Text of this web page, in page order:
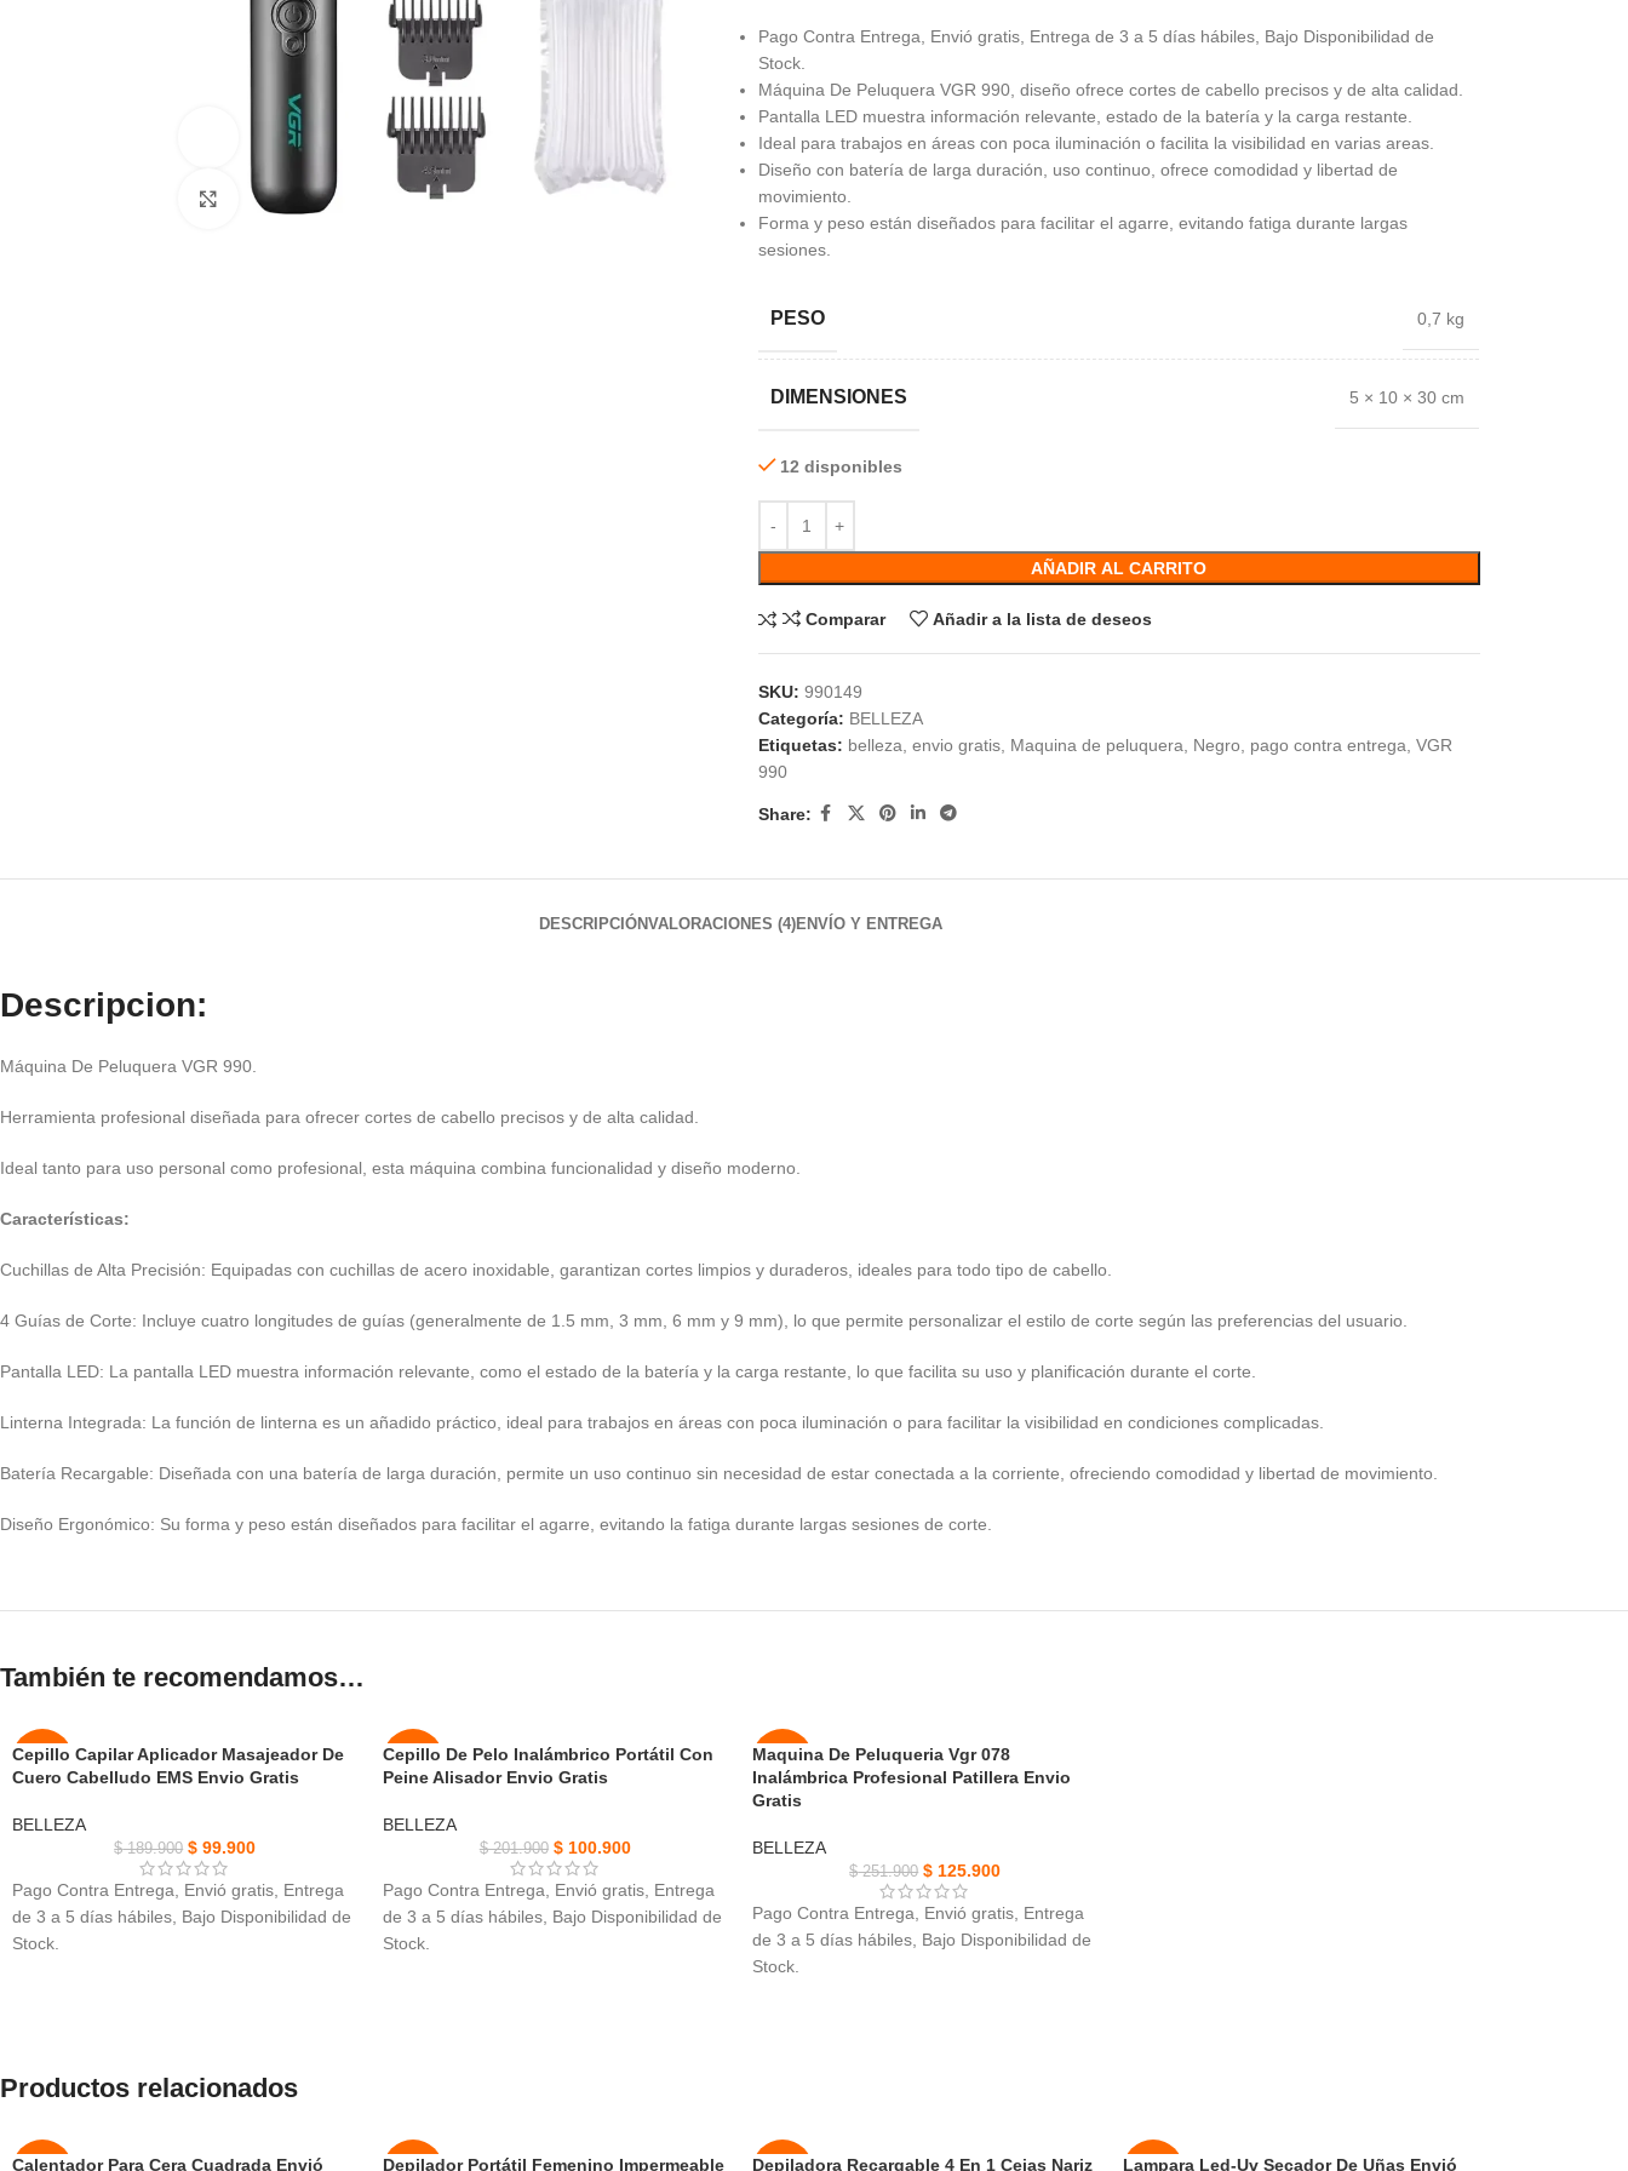
Haga Clic Para Ampliar
Pago Contra Entrega, Envió gratis, Entrega de 3 a 5 días hábiles, Bajo Disponibilidad de
Stock.
Máquina De Peluquera VGR 990, diseño ofrece cortes de cabello precisos y de alta calidad.
Pantalla LED muestra información relevante, estado de la batería y la carga restante.
Ideal para trabajos en áreas con poca iluminación o facilita la visibilidad en varias areas.
Diseño con batería de larga duración, uso continuo, ofrece comodidad y libertad de
movimiento.
Forma y peso están diseñados para facilitar el agarre, evitando fatiga durante largas
sesiones.
PESO 0,7 kg
DIMENSIONES 5 × 10 × 30 cm
12 disponibles
AÑADIR AL CARRITO
Comparar Añadir a la lista de deseos
SKU: 990149
Categoría: BELLEZA
Etiquetas: belleza, envio gratis, Maquina de peluquera, Negro, pago contra entrega, VGR
990
Share:
DESCRIPCIÓNVALORACIONES (4)ENVÍO Y ENTREGA
Descripcion:
Máquina De Peluquera VGR 990.
Herramienta profesional diseñada para ofrecer cortes de cabello precisos y de alta calidad.
Ideal tanto para uso personal como profesional, esta máquina combina funcionalidad y diseño moderno.
Características:
Cuchillas de Alta Precisión: Equipadas con cuchillas de acero inoxidable, garantizan cortes limpios y duraderos, ideales para todo tipo de cabello.
4 Guías de Corte: Incluye cuatro longitudes de guías (generalmente de 1.5 mm, 3 mm, 6 mm y 9 mm), lo que permite personalizar el estilo de corte según las preferencias del usuario.
Pantalla LED: La pantalla LED muestra información relevante, como el estado de la batería y la carga restante, lo que facilita su uso y planificación durante el corte.
Linterna Integrada: La función de linterna es un añadido práctico, ideal para trabajos en áreas con poca iluminación o para facilitar la visibilidad en condiciones complicadas.
Batería Recargable: Diseñada con una batería de larga duración, permite un uso continuo sin necesidad de estar conectada a la corriente, ofreciendo comodidad y libertad de movimiento.
Diseño Ergonómico: Su forma y peso están diseñados para facilitar el agarre, evitando la fatiga durante largas sesiones de corte.
También te recomendamos…
-47%
ADO
NUEVO
Cepillo Capilar Aplicador Masajeador De
Cuero Cabelludo EMS Envio Gratis
BELLEZA
$189.900 $ 99.900
Pago Contra Entrega, Envió gratis, Entrega
de 3 a 5 días hábiles, Bajo Disponibilidad de
Stock.
una semana con una carga completa.
Tamaño perfecto hace que sea conveniente
momento.
-50%
NUEVO
Cepillo De Pelo Inalámbrico Portátil Con
Peine Alisador Envio Gratis
BELLEZA
$201.900 $100.900
Pago Contra Entrega, Envió gratis, Entrega
de 3 a 5 días hábiles, Bajo Disponibilidad de
Stock.
dientes garantiza un deslizamiento suave sin
-50%
Maquina De Peluqueria Vgr 078
Inalámbrica Profesional Patillera Envio
Gratis
BELLEZA
$251.900 $ 125.900
Pago Contra Entrega, Envió gratis, Entrega
de 3 a 5 días hábiles, Bajo Disponibilidad de
Stock.
Diseñada para un recorte suave, rápido y
Productos relacionados
Calentador Para Cera Cuadrada Envió
Depilador Portátil Femenino Impermeable
Depiladora Recargable 4 En 1 Cejas Nariz
Lampara Led-Uv Secador De Uñas Envió